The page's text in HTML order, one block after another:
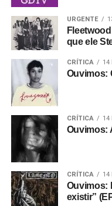
URGENTE
que ele
CRÍTICA 14
Ouvimos:
CRÍTICA 14
Ouvimos:
CRÍTICA 14
Ouvimos:
existir”